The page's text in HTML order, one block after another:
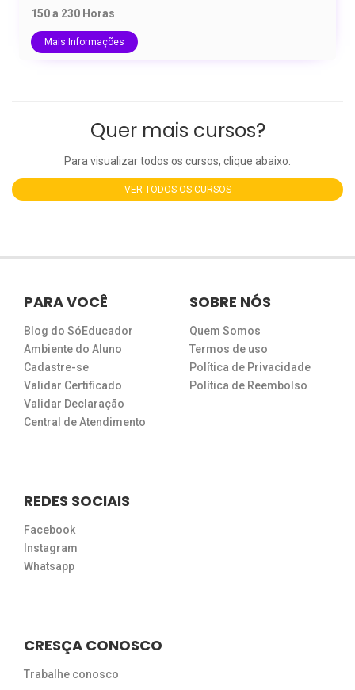
150 a 230 Horas
Mais Informações
Quer mais cursos?
Para visualizar todos os cursos, clique abaixo:
VER TODOS OS CURSOS
PARA VOCÊ
Blog do SóEducador
Ambiente do Aluno
Cadastre-se
Validar Certificado
Validar Declaração
Central de Atendimento
SOBRE NÓS
Quem Somos
Termos de uso
Política de Privacidade
Política de Reembolso
REDES SOCIAIS
Facebook
Instagram
Whatsapp
CRESÇA CONOSCO
Trabalhe conosco